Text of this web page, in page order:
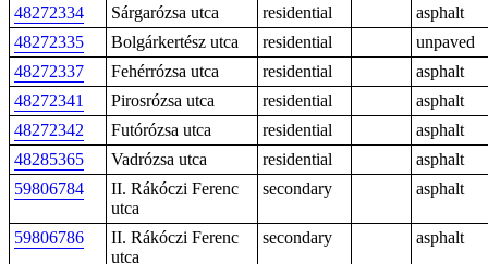
48272334
Sárgarózsa utca residential
asphalt
48272335
Bolgárkertész utca residential
unpaved
48272337
Fehérrózsa utca residential
asphalt
48272341
Pirosrózsa utca residential
asphalt
48272342
Futórózsa utca residential
asphalt
48285365
Vadrózsa utca residential
asphalt
59806784
II. Rákóczi Ferenc
utca
secondary asphalt
59806786
II. Rákóczi Ferenc
utca
secondary asphalt